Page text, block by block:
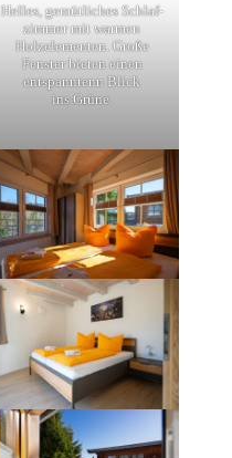
Helles, gemüt­li­ches Schlaf­
zim­mer mit warmen
Holzele­men­ten. Große
Fenster bieten einen
entspann­tenn Blick
ins Grüne.